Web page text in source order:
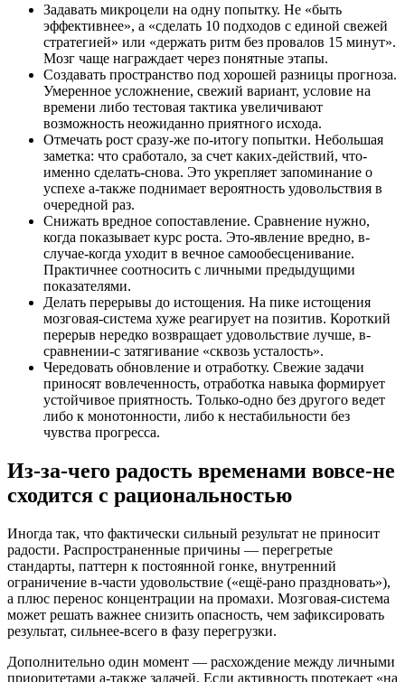
Задавать микроцели на одну попытку. Не «быть
эффективнее», а «сделать 10 подходов с единой свежей
стратегией» или «держать ритм без провалов 15 минут».
Мозг чаще награждает через понятные этапы.
Создавать пространство под хорошей разницы прогноза.
Умеренное усложнение, свежий вариант, условие на
времени либо тестовая тактика увеличивают
возможность неожиданно приятного исхода.
Отмечать рост сразу-же по-итогу попытки. Небольшая
заметка: что сработало, за счет каких-действий, что-
именно сделать-снова. Это укрепляет запоминание о
успехе а-также поднимает вероятность удовольствия в
очередной раз.
Снижать вредное сопоставление. Сравнение нужно,
когда показывает курс роста. Это-явление вредно, в-
случае-когда уходит в вечное самообесценивание.
Практичнее соотносить с личными предыдущими
показателями.
Делать перерывы до истощения. На пике истощения
мозговая-система хуже реагирует на позитив. Короткий
перерыв нередко возвращает удовольствие лучше, в-
сравнении-с затягивание «сквозь усталость».
Чередовать обновление и отработку. Свежие задачи
приносят вовлеченность, отработка навыка формирует
устойчивое приятность. Только-одно без другого ведет
либо к монотонности, либо к нестабильности без
чувства прогресса.
Из-за-чего радость временами вовсе-не
сходится с рациональностью
Иногда так, что фактически сильный результат не приносит
радости. Распространенные причины — перегретые
стандарты, паттерн к постоянной гонке, внутренний
ограничение в-части удовольствие («ещё-рано праздновать»),
а плюс перенос концентрации на промахи. Мозговая-система
может решать важнее снизить опасность, чем зафиксировать
результат, сильнее-всего в фазу перегрузки.
Дополнительно один момент — расхождение между личными
приоритетами а-также задачей. Если активность протекает «на